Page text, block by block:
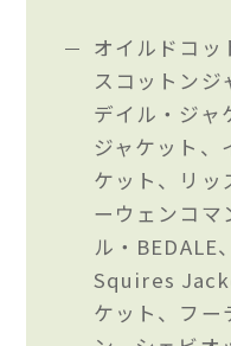
オイルドコッ
スコットンジ
デイル・ジャ
ジャケット、
ケット、リッ
ーウェンコマ
ル・BEDALE
Squires
ケット、フー